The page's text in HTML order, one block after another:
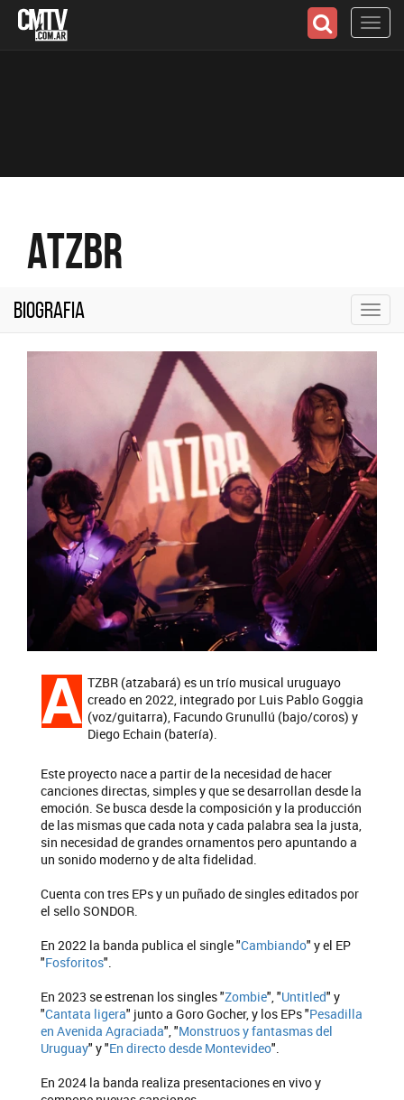
ATZBR
Biografia
A TZBR (atzabará) es un trío musical uruguayo
creado en 2022, integrado por Luis Pablo Goggia
(voz/guitarra), Facundo Grunullú (bajo/coros) y
Diego Echain (batería).
Este proyecto nace a partir de la necesidad de hacer
canciones directas, simples y que se desarrollan desde la
emoción. Se busca desde la composición y la producción
de las mismas que cada nota y cada palabra sea la justa,
sin necesidad de grandes ornamentos pero apuntando a
un sonido moderno y de alta fidelidad.
Cuenta con tres EPs y un puñado de singles editados por
el sello SONDOR.
En 2022 la banda publica el single "Cambiando" y el EP
"Fosforitos".
En 2023 se estrenan los singles "Zombie", "Untitled" y
"Cantata ligera" junto a Goro Gocher, y los EPs "Pesadilla
en Avenida Agraciada", "Monstruos y fantasmas del
Uruguay" y "En directo desde Montevideo".
En 2024 la banda realiza presentaciones en vivo y